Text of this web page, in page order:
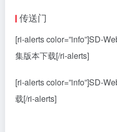
传送门
[ri-alerts color=”info”]SD-
集版本下载[/ri-alerts]
[ri-alerts color=”info”]SD-
载[/ri-alerts]